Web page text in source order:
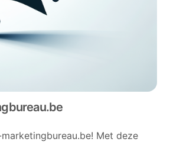
Met deze